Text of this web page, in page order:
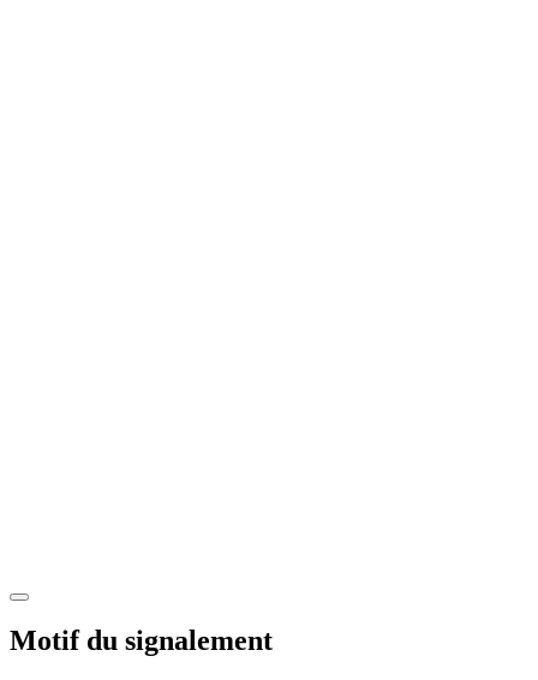
Motif du signalement